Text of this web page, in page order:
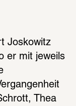
Joskowitz
er mit jeweils
Thea